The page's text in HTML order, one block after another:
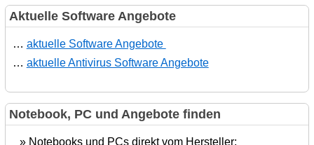
Aktuelle Software Angebote
… aktuelle Software Angebote
… aktuelle Antivirus Software Angebote
Notebook, PC und Angebote finden
» Notebooks und PCs direkt vom Hersteller: